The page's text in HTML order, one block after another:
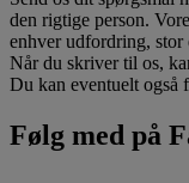
den rigtige person.
enhver udfordring, stor
Når du skriver til os,
Du kan eventuelt også
Følg med på